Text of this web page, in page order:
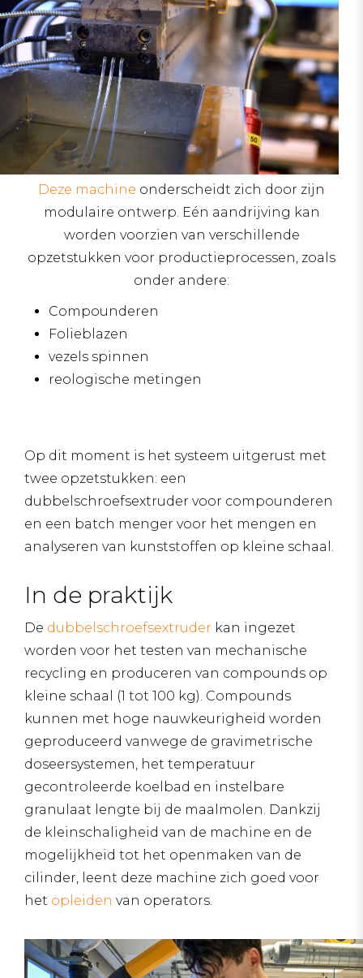
Deze machine onderscheidt zich door zijn
modulaire ontwerp. Eén aandrijving kan
worden voorzien van verschillende
opzetstukken voor productieprocessen, zoals
onder andere:
Compounderen
Folieblazen
vezels spinnen
reologische metingen
Op dit moment is het systeem uitgerust met
twee opzetstukken: een
dubbelschroefsextruder voor compounderen
en een batch menger voor het mengen en
analyseren van kunststoffen op kleine schaal.
In de praktijk
De dubbelschroefsextruder kan ingezet
worden voor het testen van mechanische
recycling en produceren van compounds op
kleine schaal (1 tot 100 kg). Compounds
kunnen met hoge nauwkeurigheid worden
geproduceerd vanwege de gravimetrische
doseersystemen, het temperatuur
gecontroleerde koelbad en instelbare
granulaat lengte bij de maalmolen. Dankzij
de kleinschaligheid van de machine en de
mogelijkheid tot het openmaken van de
cilinder, leent deze machine zich goed voor
het opleiden van operators.